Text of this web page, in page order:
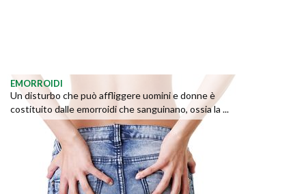
EMORROIDI
Un disturbo che può affliggere uomini e donne è
costituito dalle emorroidi che sanguinano, ossia la ...